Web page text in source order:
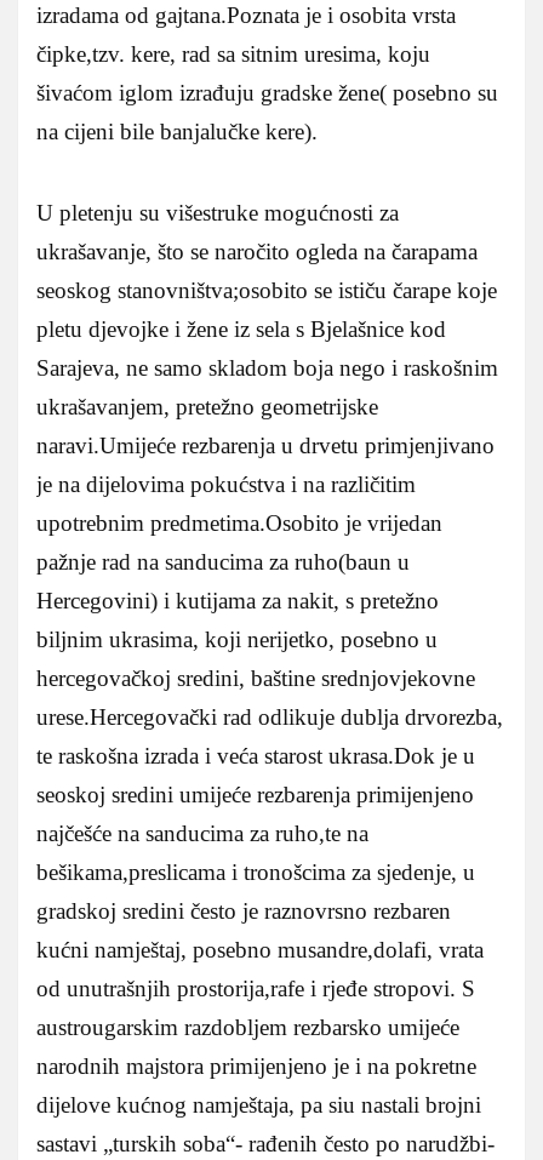
izradama od gajtana.Poznata je i osobita vrsta
čipke,tzv. kere, rad sa sitnim uresima, koju
šivaćom iglom izrađuju gradske žene( posebno su
na cijeni bile banjalučke kere).
U pletenju su višestruke mogućnosti za
ukrašavanje, što se naročito ogleda na čarapama
seoskog stanovništva;osobito se ističu čarape koje
pletu djevojke i žene iz sela s Bjelašnice kod
Sarajeva, ne samo skladom boja nego i raskošnim
ukrašavanjem, pretežno geometrijske
naravi.Umijeće rezbarenja u drvetu primjenjivano
je na dijelovima pokućstva i na različitim
upotrebnim predmetima.Osobito je vrijedan
pažnje rad na sanducima za ruho(baun u
Hercegovini) i kutijama za nakit, s pretežno
biljnim ukrasima, koji nerijetko, posebno u
hercegovačkoj sredini, baštine srednjovjekovne
urese.Hercegovački rad odlikuje dublja drvorezba,
te raskošna izrada i veća starost ukrasa.Dok je u
seoskoj sredini umijeće rezbarenja primijenjeno
najčešće na sanducima za ruho,te na
bešikama,preslicama i tronošcima za sjedenje, u
gradskoj sredini često je raznovrsno rezbaren
kućni namještaj, posebno musandre,dolafi, vrata
od unutrašnjih prostorija,rafe i rjeđe stropovi. S
austrougarskim razdobljem rezbarsko umijeće
narodnih majstora primijenjeno je i na pokretne
dijelove kućnog namještaja, pa siu nastali brojni
sastavi „turskih soba“- rađenih često po narudžbi-